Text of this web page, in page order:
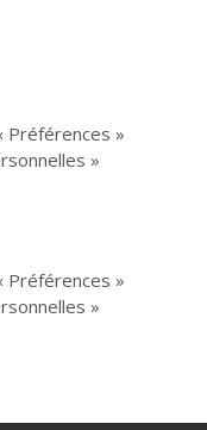
Préférences »
»
Préférences »
»